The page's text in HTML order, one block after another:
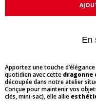
En
Apportez une touche
quotidien avec cette dragonne
découpée dans notre atelier
Conçue pour maintenir vos
clés, mini-sac), elle allie